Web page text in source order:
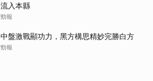
流入本縣
勁報
中盤激戰顯功力，黑方構思精妙完勝白方
勁報